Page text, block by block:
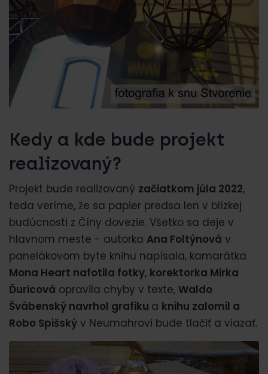
Kedy a kde bude projekt
realizovaný?
Projekt bude realizovaný začiatkom júla 2022,
teda veríme, že sa papier predsa len v blízkej
budúcnosti z Číny dovezie. Všetko sa deje v
hlavnom meste - autorka Ana Foltýnová v
panelákovom byte knihu napísala, kamarátka
Mona Heart nafotila fotky, korektorka Mirka
Ďuricová opravila chyby v texte, Waldo
Švábenský navrhol grafiku a knihu zalomil a
Robo Spišský v Neumahrovi bude tlačiť a viazať.